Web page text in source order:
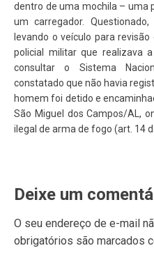
dentro de uma mochila – uma
um carregador.
levando o veículo para
policial militar que realizava
consultar o Sistema
constatado que não havia
homem foi detido e
São Miguel dos Campos/AL,
ilegal de arma de fogo (art. 14
Deixe um
O seu endereço de e-mail
obrigatórios são marcados